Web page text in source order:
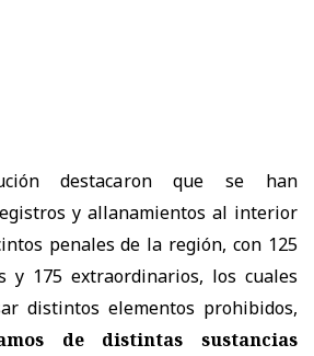
destacaron que se han
y allanamientos al interior
penales de la región, con 125
y 175 extraordinarios, los cuales
distintos elementos prohibidos,
de distintas sustancias